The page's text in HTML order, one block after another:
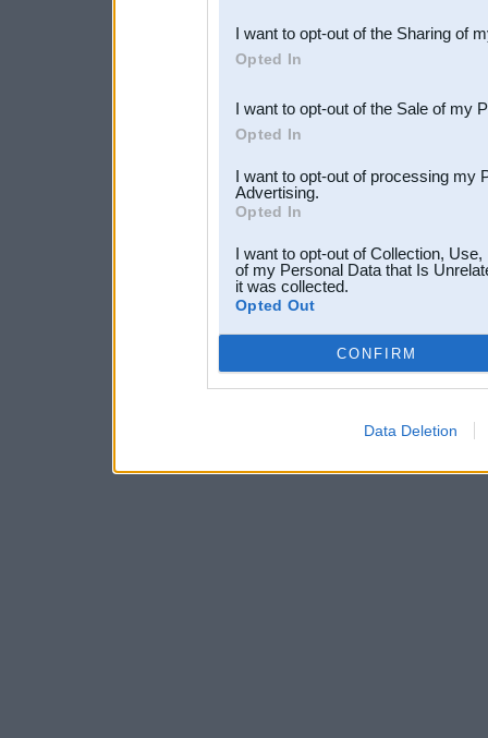
Downstream Participants
third parties.
I want to opt-out of the Sharing of
Opted In
I want to opt-out of the Sale of my
Opted In
I want to opt-out of processing my
Advertising.
Opted In
I want to opt-out of Collection,
of my Personal Data that Is
it was collected.
Opted Out
CONFIRM
Data Deletion